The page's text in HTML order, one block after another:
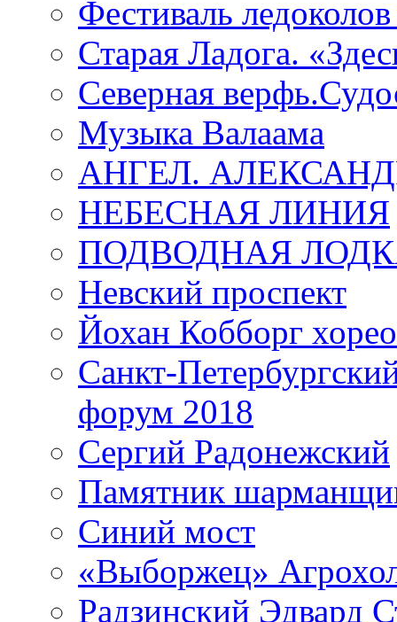
Фестиваль
Старая Ладога.
Северная
Музыка Валаама
АНГЕЛ.
НЕБЕСНАЯ ЛИНИЯ
ПОДВОДНАЯ
Невский проспект
Йохан Кобборг
Санкт-
форум 2018
Сергий Радонежский
Памятник
Синий мост
«Выборжец»
Радзинский Эдвард